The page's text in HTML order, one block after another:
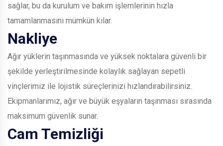
sağlar, bu da kurulum ve bakım işlemlerinin hızla
tamamlanmasını mümkün kılar.
Nakliye
Ağır yüklerin taşınmasında ve yüksek noktalara güvenli bir
şekilde yerleştirilmesinde kolaylık sağlayan sepetli
vinçlerimiz ile lojistik süreçlerinizi hızlandırabilirsiniz.
Ekipmanlarımız, ağır ve büyük eşyaların taşınması sırasında
maksimum güvenlik sunar.
Cam Temizliği